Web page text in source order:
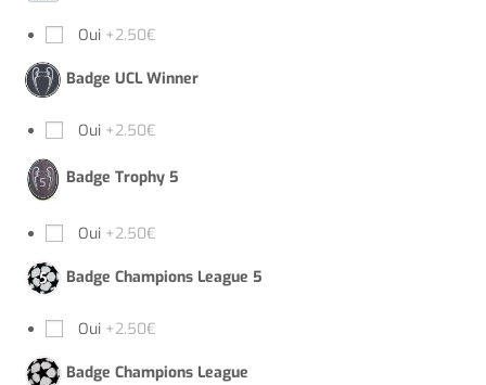
Oui +2.50€
Badge UCL Winner
Oui +2.50€
Badge Trophy 5
Oui +2.50€
Badge Champions League 5
Oui +2.50€
Badge Champions League